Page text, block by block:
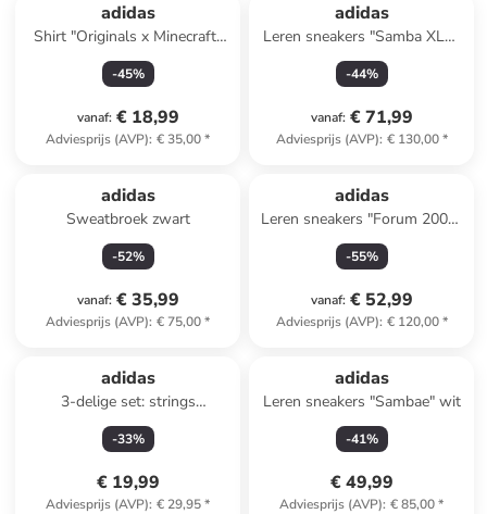
adidas
Shirt "Originals x Minecraft"
lichtroze
-45%
vanaf: € 18,99
Adviesprijs (AVP): € 35,00*
adidas
Leren sneakers "Samba XLG"
beige/wit
-44%
vanaf: € 71,99
Adviesprijs (AVP): € 130,00*
adidas
Sweatbroek zwart
-52%
vanaf: € 35,99
Adviesprijs (AVP): € 75,00*
adidas
Leren sneakers "Forum 2000"
grijs
-55%
vanaf: € 52,99
Adviesprijs (AVP): € 120,00*
adidas
3-delige set: strings
beige/zwart/lichtroze
-33%
€ 19,99
Adviesprijs (AVP): € 29,95*
adidas
Leren sneakers "Sambae" wit
-41%
€ 49,99
Adviesprijs (AVP): € 85,00*